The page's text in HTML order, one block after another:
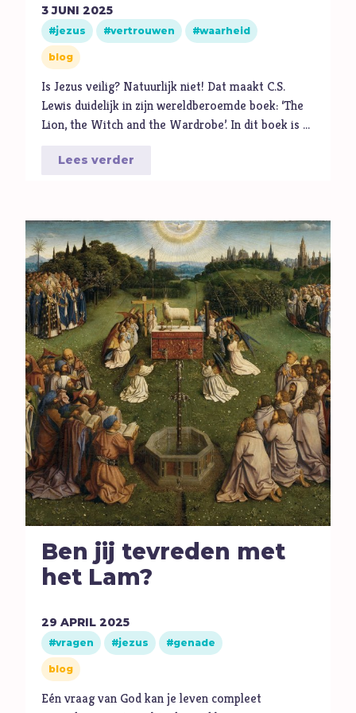
Maatschappij
Media
Moed
Oorlog
Pinksteren
Pijn
Pinksteren
R
Racisme
Relatie
Religie
S
Schepping
Schoonheid
Seks
Sport
Stilte
T
Toekomst
Trouw
Twijfel
V
Verbond
Verdriet
Vergeving
Verleiding
Verslaving
Vertrouwen
Vervolging
3 JUNI 2025
jezus vertrouwen waarheid
blog
Is Jezus veilig? Natuurlijk niet! Dat maakt C.S.
Lewis duidelijk in zijn wereldberoemde boek: ‘The
Lion, the Witch and the Wardrobe’. In dit boek is …
Lees verder
Ben jij tevreden met
het Lam?
29 APRIL 2025
vragen jezus genade
blog
Eén vraag van God kan je leven compleet